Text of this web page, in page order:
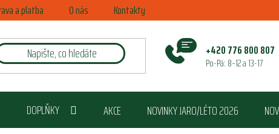
a platba O nás Kontakty
+420 776 800 807
Po-Pá: 8–12 a 13-17
DOPLŇKY AKCE NOVINKY JARO/LÉTO 2026